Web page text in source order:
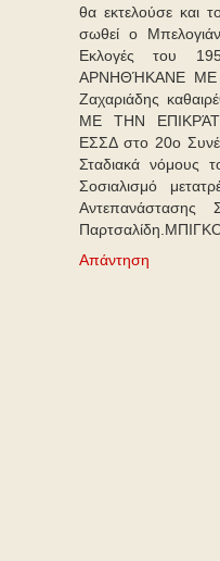
θα εκτελούσε και
σωθεί ο
Εκλογές του
ΑΡΝΗΘΉΚΑΝΕ ΜΕ
Ζαχαριάδης
ΜΕ ΤΗΝ
ΕΣΣΔ στο 20ο
Σταδιακά νόμους
Σοσιαλισμό
Αντεπανάστασης
Απάντηση